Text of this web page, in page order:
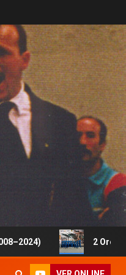
2 Oros, 1 Plata y 5